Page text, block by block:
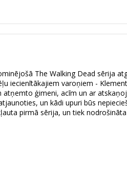
The Walking Dead sērija
iecienītākajiem varoņiem -
ģimeni, acīm un ar
un kādi upuri būs
pirmā sērija, un tiek